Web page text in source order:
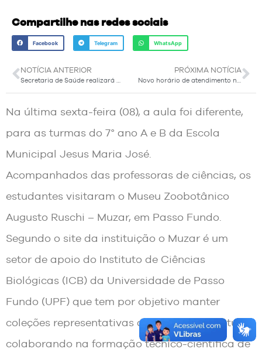
Compartilhe nas redes sociais
Facebook Telegram WhatsApp
NOTÍCIA ANTERIOR PRÓXIMA NOTÍCIA
Na última sexta-feira (08), a aula foi diferente,
para as turmas do 7° ano A e B da Escola
Municipal Jesus Maria José.
Acompanhados das professoras de ciências, os
estudantes visitaram o Museu Zoobotânico
Augusto Ruschi – Muzar, em Passo Fundo.
Segundo o site da instituição o Muzar é um
setor de apoio do Instituto de Ciências
Biológicas (ICB) da Universidade de Passo
Fundo (UPF) que tem por objetivo manter
coleções representativas do patrimônio natural,
colaborando na formação técnico-científica de